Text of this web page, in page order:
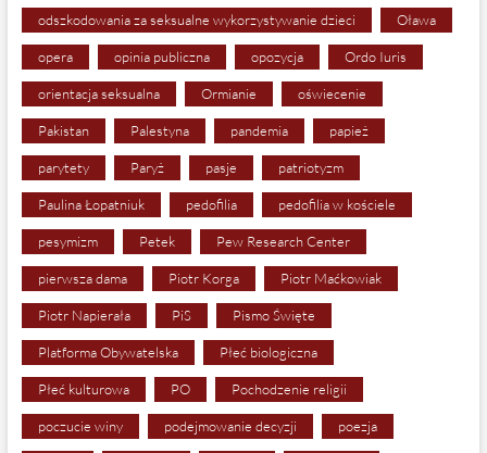
odszkodowania za seksualne wykorzystywanie dzieci Oława
opera opinia publiczna opozycja Ordo Iuris
orientacja seksualna Ormianie oświecenie
Pakistan Palestyna pandemia papież
parytety Paryż pasje patriotyzm
Paulina Łopatniuk pedofilia pedofilia w kościele
pesymizm Petek Pew Research Center
pierwsza dama Piotr Korga Piotr Maćkowiak
Piotr Napierała PiS Pismo Święte
Platforma Obywatelska Płeć biologiczna
Płeć kulturowa PO Pochodzenie religii
poczucie winy podejmowanie decyzji poezja